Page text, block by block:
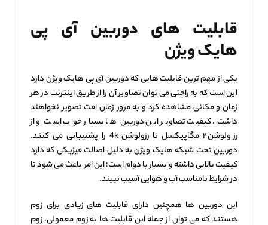
قابلیت‌ های دوربین آی پی
هایک ویژن
یکی از مهم ترین قابلیت‌ هایی که دوربین آی پی هایک ویژن دارد
این است که به راحتی می‌ توان تصاویر آن را از طریق اینترنت در هر
زمان و مکانی مشاهده کرد و به مرور زمان افت تصویر نخواهند
داشت. کیفیت تصاویر این دوربین‌ ها بسیار خوب است و از
رزولوشن ۲ مگاپیکسل تا رزولوشن 4k را پشتیبانی می‌ کنند.
دوربین تحت شبکه هایک ویژن به دلیل اصالت فیزیکی که دارد
کیفیت بالایی داشته و بسیار با دوام است؛ این امر باعث می‌ شود تا
در شرایط نامناسب آب و هوایی آسیب نبیند.
این دوربین‌ ها همچنین دارای قابلیت‌ های زیادی برای زوم
هستند که می توان از جمله این قابلیت‌ ها به زوم معمولی، زوم